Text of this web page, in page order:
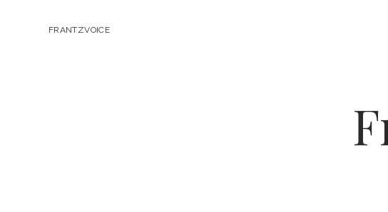
FRANTZVOICE